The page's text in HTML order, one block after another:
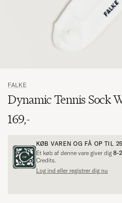
FALKE
Dynamic Tennis Sock
169,-
KØB VAREN OG FÅ OP TIL
Et køb af denne vare giver dig 8-
Credits.
Log ind eller registrer dig nu